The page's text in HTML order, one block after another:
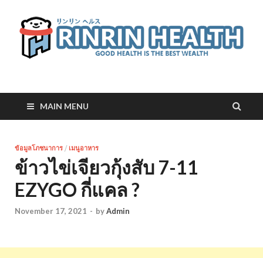
RinRin Health
MAIN MENU
ข้อมูลโภชนาการ / เมนูอาหาร
ข้าวไข่เจียวกุ้งสับ 7-11
EZYGO กี่แคล ?
November 17, 2021 - byAdmin